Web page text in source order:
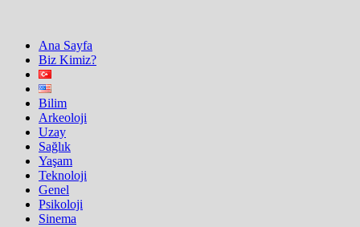
Ana Sayfa
Biz Kimiz?
Bilim
Arkeoloji
Uzay
Sağlık
Yaşam
Teknoloji
Genel
Psikoloji
Sinema